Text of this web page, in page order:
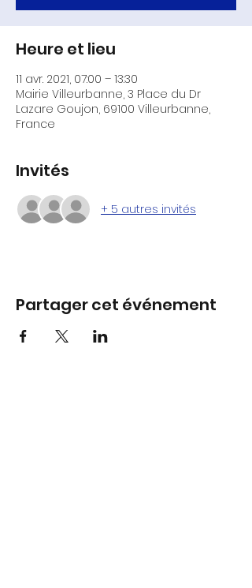
Heure et lieu
11 avr. 2021, 07:00 – 13:30
Mairie Villeurbanne, 3 Place du Dr
Lazare Goujon, 69100 Villeurbanne,
France
Invités
+ 5 autres invités
Partager cet événement